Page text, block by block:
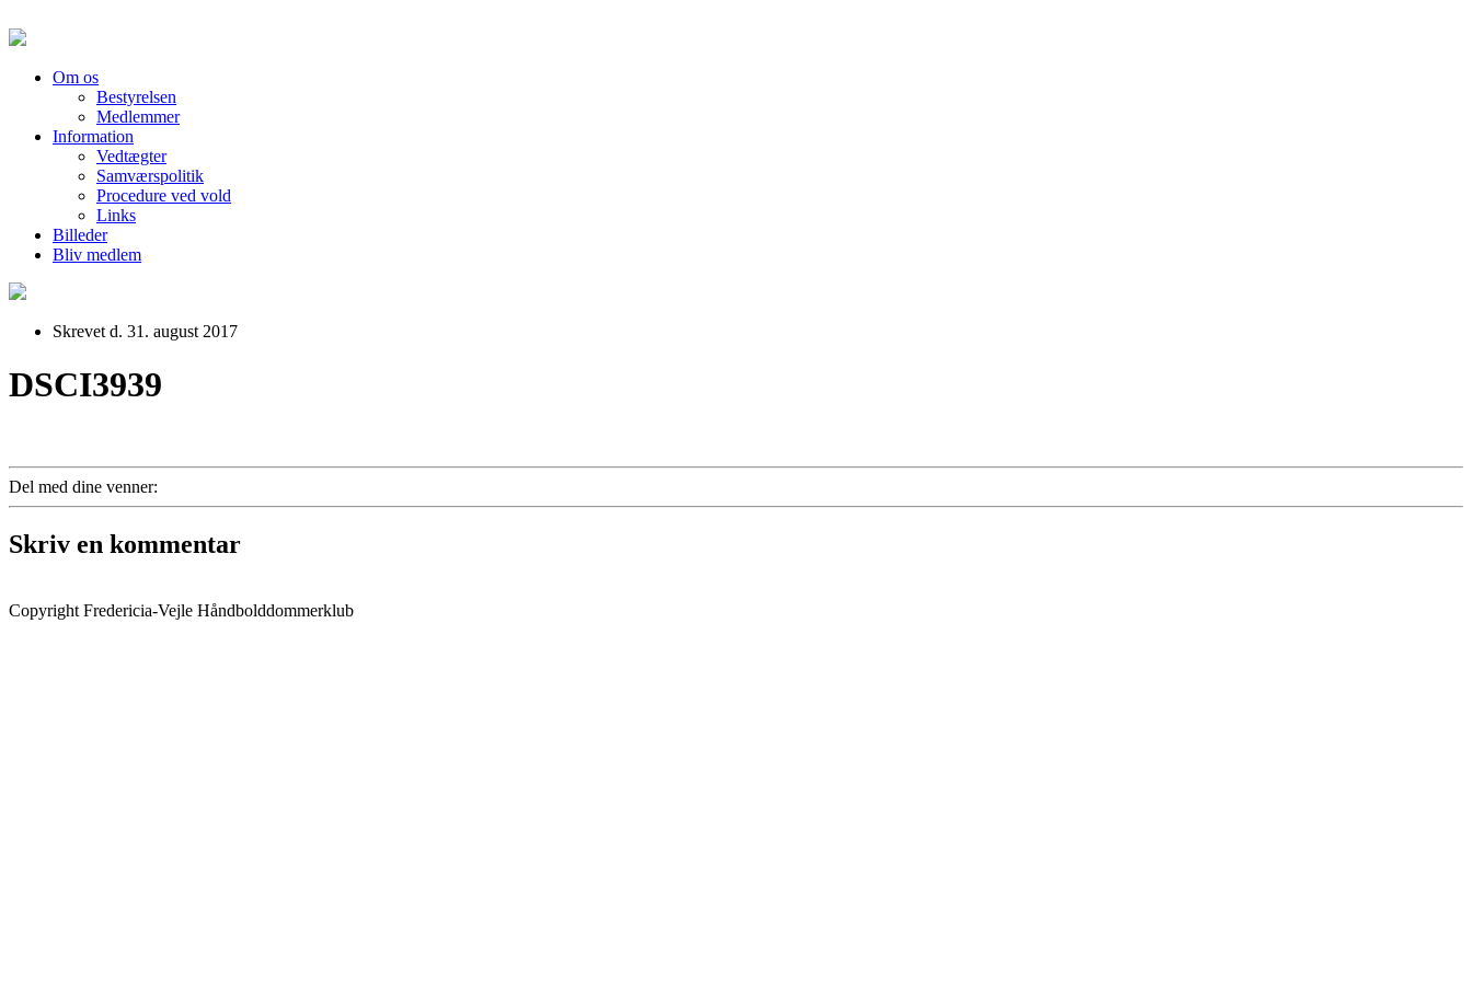
Om os
Bestyrelsen
Medlemmer
Information
Vedtægter
Samværspolitik
Procedure ved vold
Links
Billeder
Bliv medlem
Skrevet d. 31. august 2017
DSCI3939
Del med dine venner:
Skriv en kommentar
Copyright Fredericia-Vejle Håndbolddommerklub